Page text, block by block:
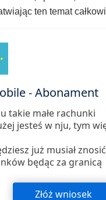
ten temat
- Abonament
takie małe rachunki
jesteś w nju, tym
już musiał
będąc za granicą
Złóż wniosek